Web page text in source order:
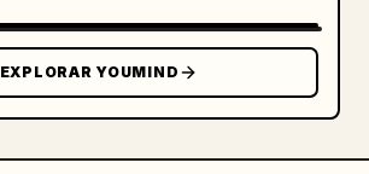
EXPLORAR YOUMIND